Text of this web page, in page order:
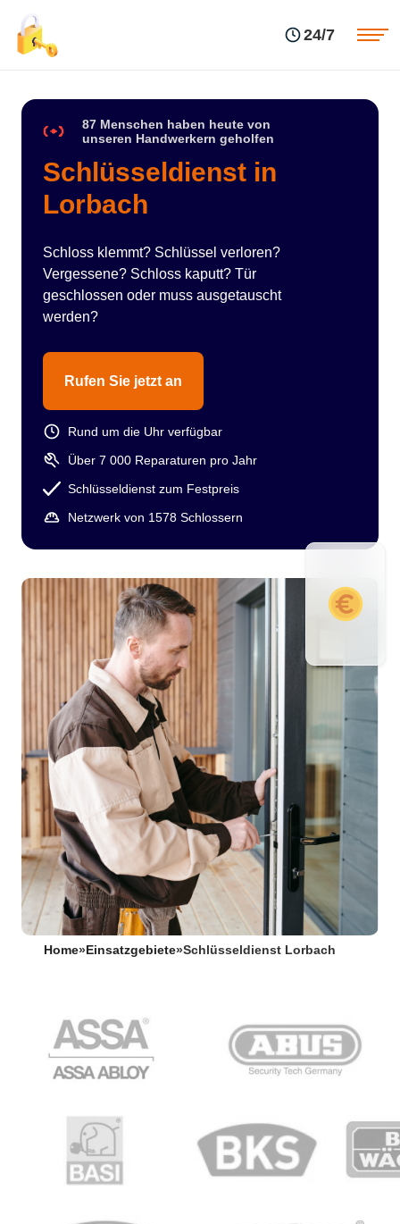
24/7
87 Menschen haben heute von
unseren Handwerkern geholfen
Schlüsseldienst in
Lorbach
Schloss klemmt? Schlüssel verloren?
Vergessene? Schloss kaputt? Tür
geschlossen oder muss ausgetauscht
werden?
Rufen Sie jetzt an
Rund um die Uhr verfügbar
Über 7 000 Reparaturen pro Jahr
Schlüsseldienst zum Festpreis
Netzwerk von 1578 Schlossern
Home» Einsatzgebiete»Schlüsseldienst Lorbach